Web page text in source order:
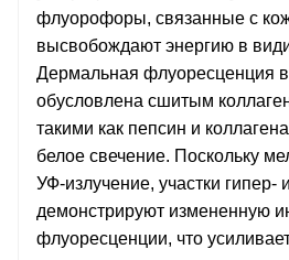
флуорофоры, связанные с
высвобождают энергию в
Дермальная флуоресценция
обусловлена ​​сшитым
такими как пепсин и
белое свечение. Поскольку
УФ-излучение, участки гипер-
демонстрируют измененную
флуоресценции, что усиливает